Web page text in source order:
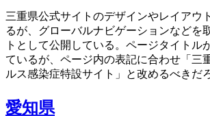
三重県公式サイトのデザインやレイアウ
るが、グローバルナビゲーションなどを
トとして公開している。ページタイトル
ているが、ページ内の表記に合わせ「三
ルス感染症特設サイト」と改めるべきだ
愛知県